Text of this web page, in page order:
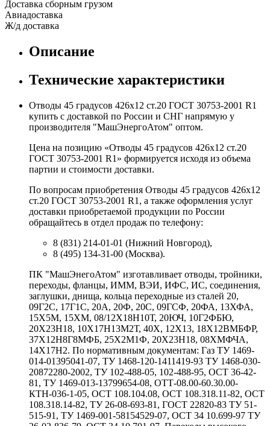
Доставка сборным грузом
Авиадоставка
Ж/д доставка
Описание
Технические характеристики
Отводы 45 градусов 426х12 ст.20 ГОСТ 30753-2001 R1
купить с доставкой по России и СНГ напрямую у
производителя "МашЭнергоАтом" оптом.
Цена на позицию «Отводы 45 градусов 426х12 ст.20
ГОСТ 30753-2001 R1» формируется исходя из объема
партии и стоимости доставки.
По вопросам приобретения Отводы 45 градусов 426х12
ст.20 ГОСТ 30753-2001 R1, а также оформления услуг
доставки приобретаемой продукции по России
обращайтесь в отдел продаж по телефону:
8 (831) 214-01-01 (Нижний Новгород),
8 (495) 134-31-00 (Москва).
ПК "МашЭнегоАтом" изготавливает отводы, тройники,
переходы, фланцы, ИММ, ВЭИ, ИФС, ИС, соединения,
заглушки, днища, кольца переходные из сталей 20,
09Г2С, 17Г1С, 20А, 20Ф, 20С, 09ГСФ, 20ФА, 13ХФА,
15Х5М, 15ХМ, 08/12Х18Н10Т, 20ЮЧ, 10Г2ФБЮ,
20Х23Н18, 10Х17Н13М2Т, 40Х, 12Х13, 18Х12ВМБФР,
37Х12Н8Г8МФБ, 25Х2М1Ф, 20Х23Н18, 08ХМФЧА,
14Х17Н2. По нормативным документам: Газ ТУ 1469-
014-01395041-07, ТУ 1468-120-1411419-93 ТУ 1468-030-
20872280-2002, ТУ 102-488-05, 102-488-95, ОСТ 36-42-
81, ТУ 1469-013-13799654-08, ОТТ-08.00-60.30.00-
КТН-036-1-05, ОСТ 108.104.08, ОСТ 108.318.11-82, ОСТ
108.318.14-82, ТУ 26-08-693-81, ГОСТ 22820-83 ТУ 51-
515-91, ТУ 1469-001-58154529-07, ОСТ 34 10.699-97 ТУ